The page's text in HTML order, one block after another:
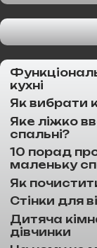
кухні
Як вибрати
Яке ліжко
спальні?
10 порад
маленьку
Як
Стінки для
Дитяча
дівчинки